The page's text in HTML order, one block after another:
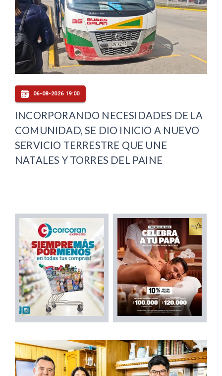
06-08-2026 19:00
INCORPORANDO NECESIDADES DE LA
COMUNIDAD, SE DIO INICIO A NUEVO
SERVICIO TERRESTRE QUE UNE
NATALES Y TORRES DEL PAINE